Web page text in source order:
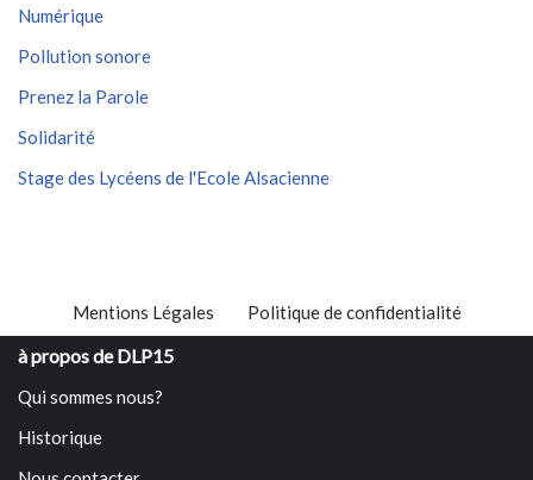
Numérique
Pollution sonore
Prenez la Parole
Solidarité
Stage des Lycéens de l'Ecole Alsacienne
Mentions Légales Politique de confidentialité
à propos de DLP15
Qui sommes nous?
Historique